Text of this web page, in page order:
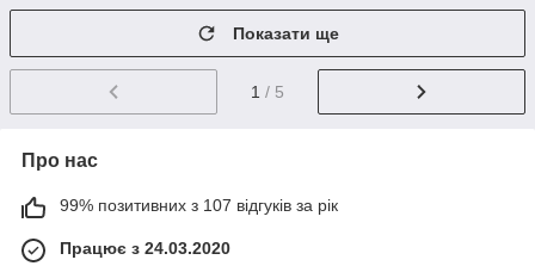
Показати ще
1 / 5
Про нас
99% позитивних з 107 відгуків за рік
Працює з 24.03.2020